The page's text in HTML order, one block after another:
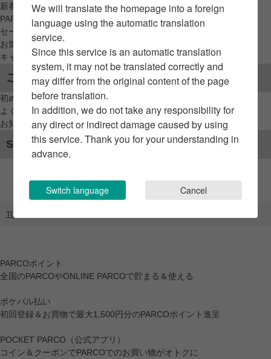
新着アイテムから探す
PARCO限定アイテムから探す
セールアイテムから探す
お気に入りから探す
キャンペーン/クーポン対象から探す
ご利用案内
初めてのお客様へ
よくあるご質問 / お問い合わせ
お知らせ
SNSアカウント
TOP
PARCOポイント
全国のPARCOやONLINE PARCOで貯まる＆使える
ポケパル払い
初回登録＆お買物で最大1,500円分のPARCOポイント進呈
POCKET PARCO（公式アプリ）
コイン＆クーポンでPARCOでのお買い物がオトクに
We will translate the homepage into a foreign
language using the automatic translation
service.
Since this service is an automatic translation
system, it may not be translated correctly and
may differ from the original content of the page
before translation.
In addition, we do not take any responsibility for
any direct or indirect damage caused by using
this service. Thank you for your understanding in
advance.
Switch language Cancel